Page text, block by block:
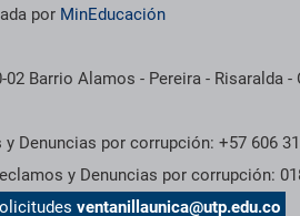
por MinEducación
02 Barrio Alamos - Pereira - Risaralda
Denuncias por corrupción: +57 606
y Denuncias por corrupción:
ventanillaunica@utp.edu.co